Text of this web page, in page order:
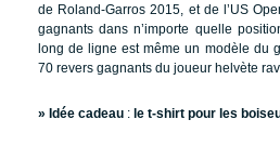
de Roland-Garros 2015, et de l’US
gagnants dans n’importe quelle
long de ligne est même un modèle du
70 revers gagnants du joueur helvète
» Idée cadeau : le t-shirt pour les